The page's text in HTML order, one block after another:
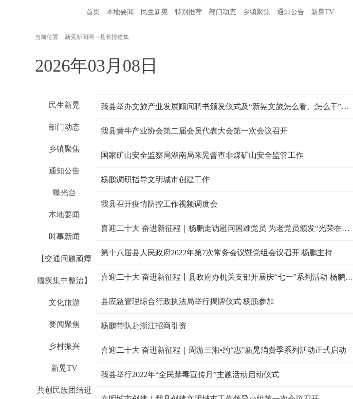
首页 本地要闻 民生新晃 特别推荐 部门动态 乡镇聚焦 通知公告 新晃TV
当前位置 新晃新闻网 >县长报道集
2026年03月08日
民生新晃
部门动态
乡镇聚焦
通知公告
曝光台
本地要闻
时事新闻
【交通问题顽瘴
痼疾集中整治】
文化旅游
要闻聚焦
乡村振兴
新晃TV
共创民族团结进
我县举办文旅产业发展顾问聘书颁发仪式及“新晃文旅怎么看、怎么干”产业发展大讲堂活动
我县黄牛产业协会第二届会员代表大会第一次会议召开
国家矿山安全监察局湖南局来晃督查非煤矿山安全监管工作
杨鹏调研指导文明城市创建工作
我县召开疫情防控工作视频调度会
喜迎二十大 奋进新征程｜杨鹏走访慰问困难党员 为老党员颁发“光荣在党50年”纪念章
第十八届县人民政府2022年第7次常务会议暨党组会议召开 杨鹏主持
喜迎二十大 奋进新征程丨县政府办机关支部开展庆“七一”系列活动 杨鹏参加
县应急管理综合行政执法局举行揭牌仪式 杨鹏参加
杨鹏带队赴浙江招商引资
喜迎二十大 奋进新征程｜周游三湘•约“惠”新晃消费季系列活动正式启动
我县举行2022年“全民禁毒宣传月”主题活动启动仪式